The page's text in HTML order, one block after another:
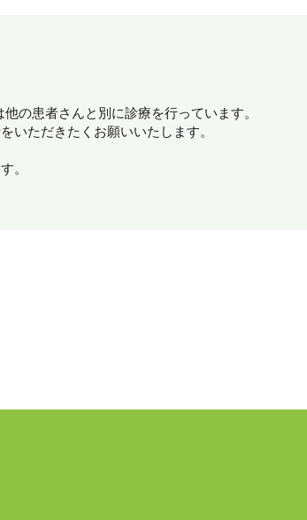
の患者さんと別に診療を行っています。
いただきたくお願いいたします。
。